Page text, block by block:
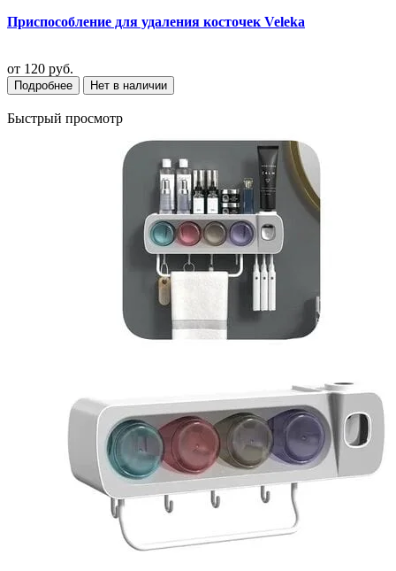
Приспособление для удаления косточек Veleka
от 120 руб.
Подробнее Нет в наличии
Быстрый просмотр